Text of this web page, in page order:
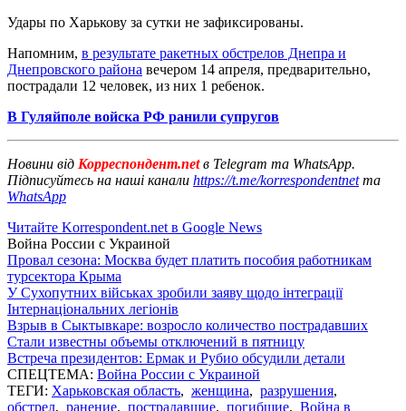
Удары по Харькову за сутки не зафиксированы.
Напомним, в результате ракетных обстрелов Днепра и
Днепровского района вечером 14 апреля, предварительно,
пострадали 12 человек, из них 1 ребенок.
В Гуляйполе войска РФ ранили супругов
Новини від Корреспондент.netв Telegram та WhatsApp.
Підписуйтесь на наші канали https://t.me/korrespondentnetта
WhatsApp
Читайте Korrespondent.net в Google News
Война России с Украиной
Провал сезона: Москва будет платить пособия работникам
турсектора Крыма
У Сухопутних військах зробили заяву щодо інтеграції
Інтернаціональних легіонів
Взрыв в Сыктывкаре: возросло количество пострадавших
Стали известны объемы отключений в пятницу
Встреча президентов: Ермак и Рубио обсудили детали
СПЕЦТЕМА: Война России с Украиной
ТЕГИ: Харьковская область, женщина, разрушения,
обстрел, ранение, пострадавшие, погибшие, Война в